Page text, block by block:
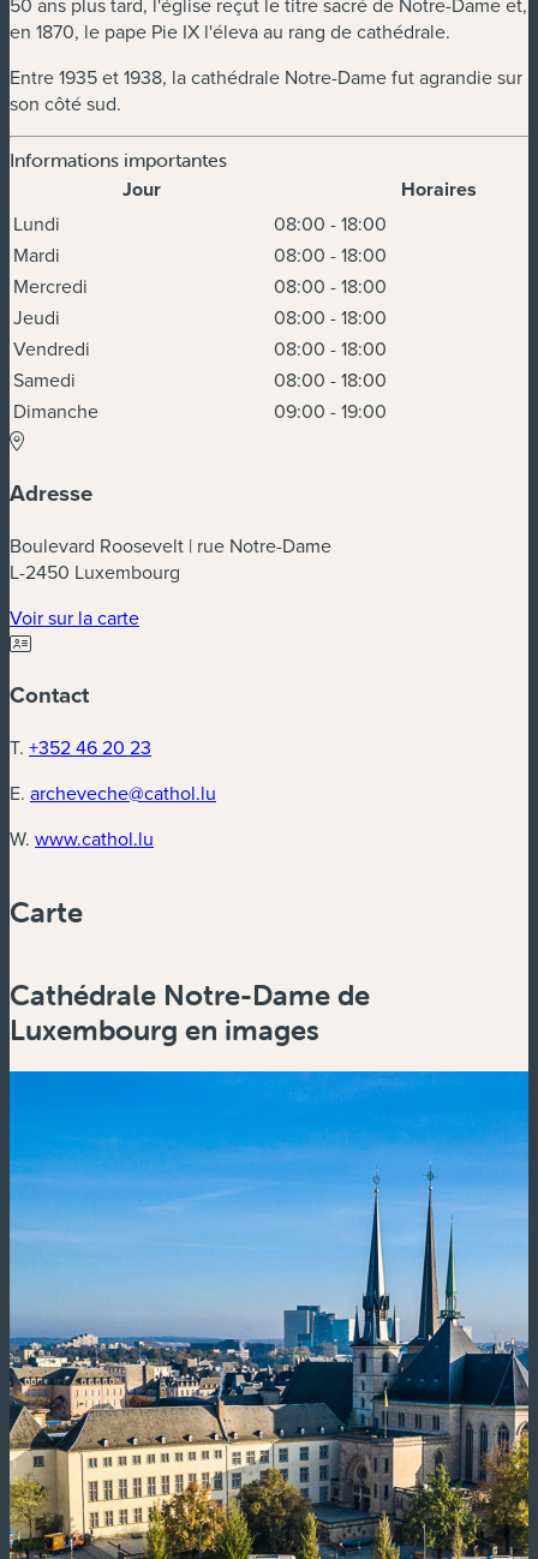
en 1870, le pape Pie IX l'éleva au rang de cathédrale.
Entre 1935 et 1938, la cathédrale Notre-Dame fut agrandie sur
son côté sud.
Informations importantes
Horaires
Jour Horaires
Lundi
08:00 - 18:00
Mardi
08:00 - 18:00
Mercredi
08:00 - 18:00
Jeudi
08:00 - 18:00
Vendredi
08:00 - 18:00
Samedi
08:00 - 18:00
Dimanche
09:00 - 19:00
Adresse
Boulevard Roosevelt | rue Notre-Dame
L-2450 Luxembourg
Voir sur la carte(nouvelle fenêtre)
Contact
T. +352 46 20 23
E. archeveche@cathol.lu
W. www.cathol.lu
Carte
Zoom
Zoom
Cathédrale Notre-Dame de
Luxembourg en images